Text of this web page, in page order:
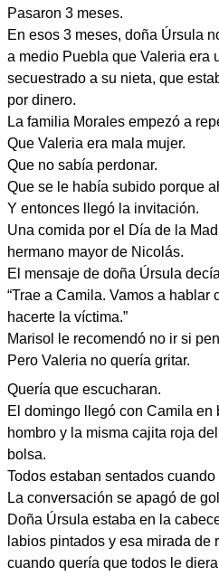
Pasaron 3 meses.
En esos 3 meses, doña Úrsula
a medio Puebla que Valeria era
secuestrado a su nieta, que
por dinero.
La familia Morales empezó a
Que Valeria era mala mujer.
Que no sabía perdonar.
Que se le había subido porque
Y entonces llegó la invitación.
Una comida por el Día de la
hermano mayor de Nicolás.
El mensaje de doña Úrsula
“Trae a Camila. Vamos a hablar
hacerte la víctima.”
Marisol le recomendó no ir si
Pero Valeria no quería gritar.
Quería que escucharan.
El domingo llegó con Camila en
hombro y la misma cajita roja
bolsa.
Todos estaban sentados cuando
La conversación se apagó de
Doña Úrsula estaba en la
labios pintados y esa mirada de
cuando quería que todos le